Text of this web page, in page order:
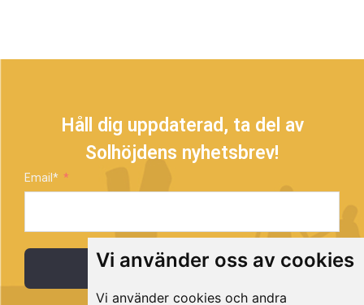
Vi använder oss av cookies
Vi använder cookies och andra
Håll dig uppdaterad, ta del av
Solhöjdens nyhetsbrev!
Email*
Prenumerera